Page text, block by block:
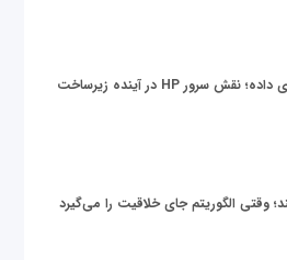
زیر پوست دنیای داده؛ نقش سرور HP در آینده زیرساخت
وقتی الگوریتم جای خلاقیت را می‌گیرد